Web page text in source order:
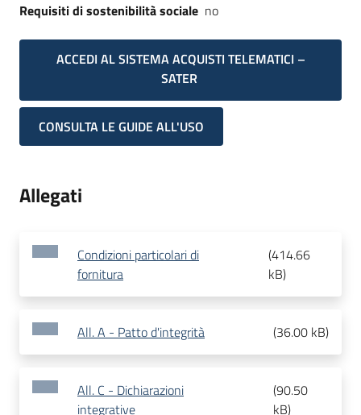
Requisiti di sostenibilità sociale no
ACCEDI AL SISTEMA ACQUISTI TELEMATICI –
SATER
CONSULTA LE GUIDE ALL'USO
Allegati
Condizioni particolari di
fornitura
(414.66
kB)
All. A - Patto d'integrità (36.00 kB)
All. C - Dichiarazioni
integrative
(90.50
kB)